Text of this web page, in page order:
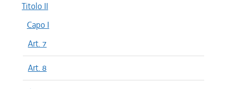
Titolo II
Capo I
Art. 7
Art. 8